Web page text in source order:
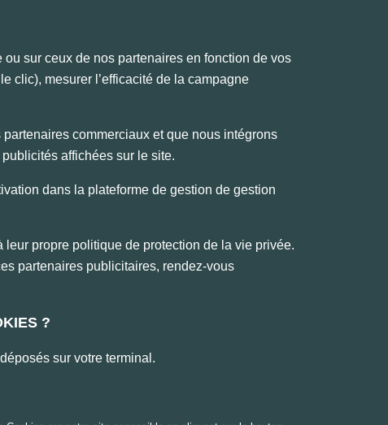
sur ceux de nos partenaires en fonction de vos
clic), mesurer l’efficacité de la campagne
commerciaux et que nous intégrons
affichées sur le site.
dans la plateforme de gestion de gestion
leur propre politique de protection de la vie privée.
partenaires publicitaires, rendez-vous
?
sur votre terminal.